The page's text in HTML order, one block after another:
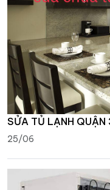
SỬA TỦ LẠNH QUẬN
25/06